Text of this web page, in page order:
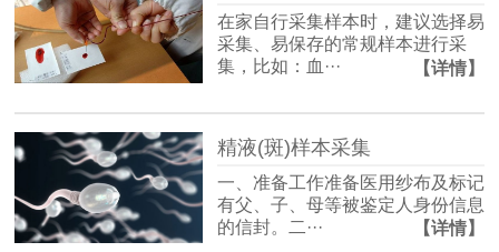
在家自行采集样本时，建议选择易
采集、易保存的常规样本进行采
集，比如：血···
【详情】
精液(斑)样本采集
一、准备工作准备医用纱布及标记
有父、子、母等被鉴定人身份信息
的信封。二···
【详情】